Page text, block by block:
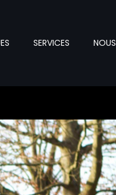
SERVICES NOUS